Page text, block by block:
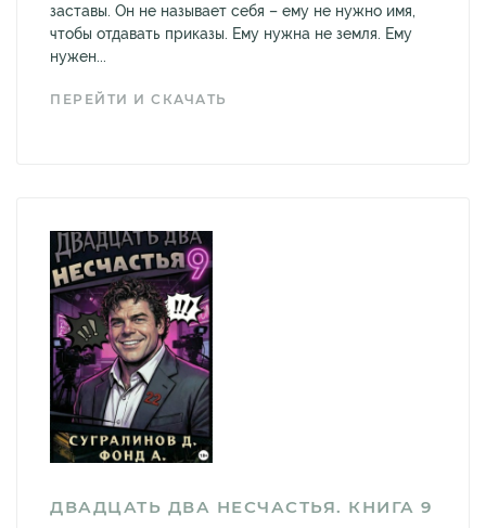
заставы. Он не называет себя – ему не нужно имя,
чтобы отдавать приказы. Ему нужна не земля. Ему
нужен...
ПЕРЕЙТИ И СКАЧАТЬ
ДВАДЦАТЬ ДВА НЕСЧАСТЬЯ. КНИГА 9